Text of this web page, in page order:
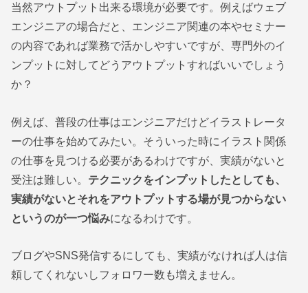
当然アウトプット出来る環境が必要です。例えばウェブ
エンジニアの場合だと、エンジニア関連の本やセミナー
の内容であれば業務で活かしやすいですが、専門外のイ
ンプットに対してどうアウトプットすればいいでしょう
か？
例えば、普段の仕事はエンジニアだけどイラストレータ
ーの仕事を始めてみたい。そういった時にイラスト関係
の仕事を見つける必要があるわけですが、実績がないと
受注は難しい。 テクニックをインプットしたとしても、
実績がないとそれをアウトプットする場が見つからない
というのが一つ悩みになるわけです。
ブログやSNS発信するにしても、実績がなければ人は信
頼してくれないしフォロワー数も増えません。